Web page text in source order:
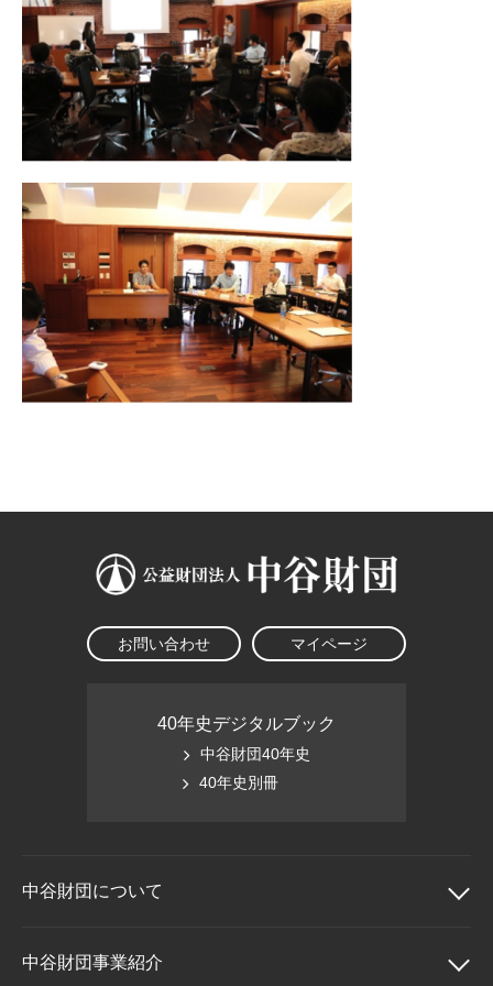
お問い合わせ マイページ
40年史デジタルブック
中谷財団40年史
40年史別冊
中谷財団について
中谷財団について
中谷財団事業紹介